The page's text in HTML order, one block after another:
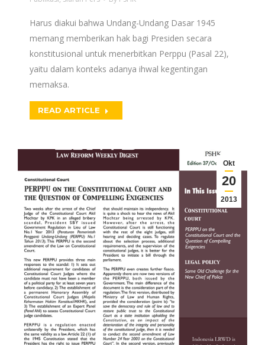
Harus diakui bahwa Undang-Undang Dasar 1945
memang memberikan hak bagi Presiden secara
konstitusional untuk menerbitkan Perppu (Pasal 22),
yaitu dalam konteks adanya ihwal kegentingan
memaksa.
READ ARTICLE
Okt
20
2013